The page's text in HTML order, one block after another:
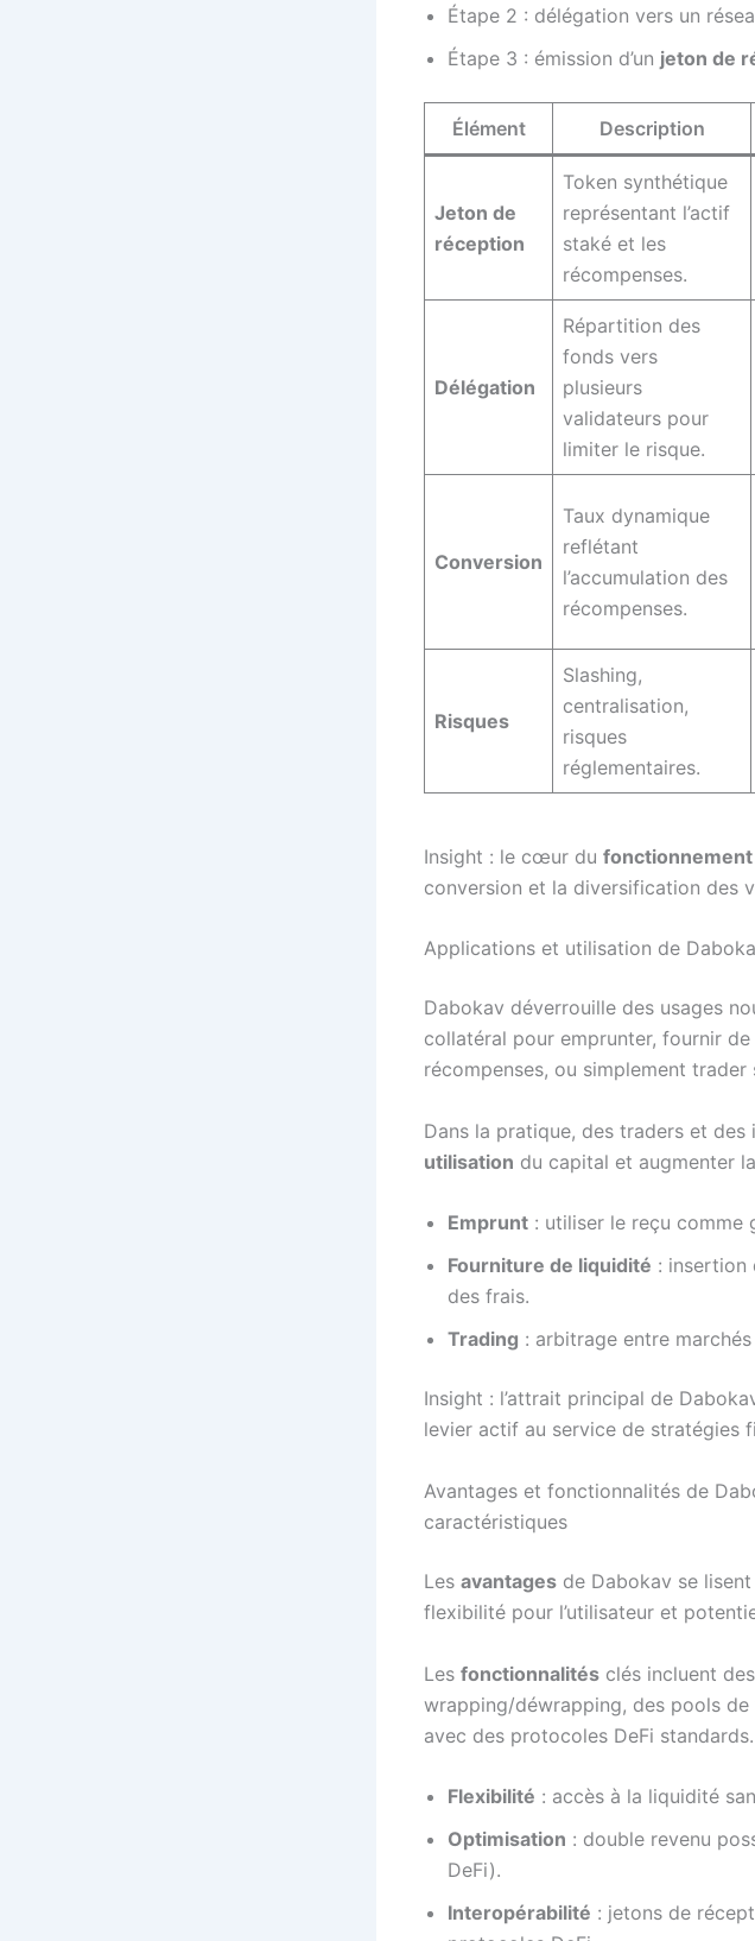
Étape 2 : délégation vers un
Étape 3 : émission d’un jeton de
Élément Description
Jeton de
réception
Token synthétique
représentant l’actif
staké et les
récompenses.
Délégation
Répartition des
fonds vers
plusieurs
validateurs pour
limiter le risque.
Conversion
Taux dynamique
reflétant
l’accumulation des
récompenses.
Risques
Slashing,
centralisation,
risques
réglementaires.
Insight : le cœur du fonctionnement
conversion et la diversification des
Applications et utilisation de
Dabokav déverrouille des usages
collatéral pour emprunter, fournir
récompenses, ou simplement
Dans la pratique, des traders et
utilisation du capital et augmenter
Emprunt : utiliser le reçu comme
Fourniture de liquidité : insertion
des frais.
Trading : arbitrage entre
Insight : l’attrait principal de
levier actif au service de stratégies
Avantages et fonctionnalités de
caractéristiques
Les avantages de Dabokav se
flexibilité pour l’utilisateur et
Les fonctionnalités clés incluent
wrapping/déwrapping, des pools
avec des protocoles DeFi standards.
Flexibilité : accès à la liquidité
Optimisation : double revenu
DeFi).
Interopérabilité : jetons de